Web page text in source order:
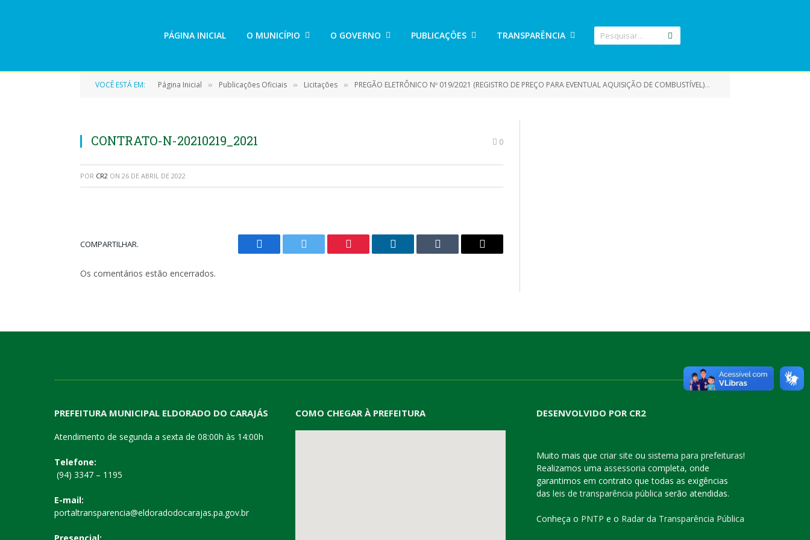
PÁGINA INICIAL O MUNICÍPIO O GOVERNO PUBLICAÇÕES TRANSPARÊNCIA
VOCÊ ESTÁ EM: Página Inicial » Publicações Oficiais » Licitações » PREGÃO ELETRÔNICO Nº 019/2021 (REGISTRO DE PREÇO PARA EVENTUAL AQUISIÇÃO DE COMBUSTÍVEL)
CONTRATO-N-20210219_2021 0
POR CR2 ON 26 DE ABRIL DE 2022
COMPARTILHAR.
Facebook Twitter Pinterest LinkedIn Tumblr
E-
Os comentários estão encerrados.
PREFEITURA MUNICIPAL ELDORADO DO CARAJÁS
Atendimento de segunda a sexta de 08:00h às 14:00h
Telefone:
(94) 3347 – 1195
E-mail:
portaltransparencia@eldoradodocarajas.pa.gov.br
COMO CHEGAR À PREFEITURA DESENVOLVIDO POR CR2
Muito mais que criar site ou sistema para prefeituras!
Realizamos uma assessoria completa, onde
garantimos em contrato que todas as exigências
das leis de transparência pública serão atendidas.
Conheça o PNTP e o Radar da Transparência Pública